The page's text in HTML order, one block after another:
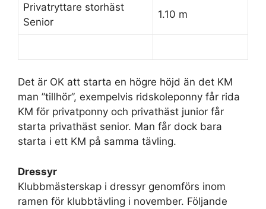
Privatryttare storhäst
Senior
1.10 m
Det är OK att starta en högre höjd än det KM
man ”tillhör”, exempelvis ridskoleponny får rida
KM för privatponny och privathäst junior får
starta privathäst senior. Man får dock bara
starta i ett KM på samma tävling.
Dressyr
Klubbmästerskap i dressyr genomförs inom
ramen för klubbtävling i november. Följande